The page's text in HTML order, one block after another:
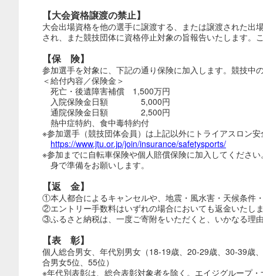
【大会資格譲渡の禁止】
大会出場資格を他の選手に譲渡する、または譲渡された
され、また競技団体に資格停止対象の旨報告いたします。
【保 険】
参加選手を対象に、下記の通り保険に加入します。競技
＜給付内容／保険金＞
死亡・後遺障害補償 1,500万円
入院保険金日額 5,000円
通院保険金日額 2,500円
熱中症特約、食中毒特約付
※参加選手（競技団体会員）は上記以外にトライアスロン
https://www.jtu.or.jp/join/insurance/safetysports/
※参加までに自転車保険や個人賠償保険に加入してくださ
身で準備をお願いします。
【返 金】
①本人都合によるキャンセルや、地震・風水害・天候条件
②エントリー手数料はいずれの場合においても返金いたし
③ふるさと納税は、一度ご寄附をいただくと、いかなる理
【表 彰】
個人総合男女、年代別男女（18-19歳、20-29歳、30-39歳
合男女5位、55位）
※年代別表彰は、総合表彰対象者を除く。エイジグループ